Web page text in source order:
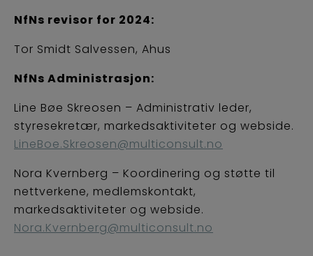
NfNs revisor for 2024:
Tor Smidt Salvessen, Ahus
NfNs Administrasjon:
Line Bøe Skreosen – Administrativ leder,
styresekretær, markedsaktiviteter og webside.
LineBoe.Skreosen@multiconsult.no
Nora Kvernberg – Koordinering og støtte til
nettverkene, medlemskontakt,
markedsaktiviteter og webside.
Nora.Kvernberg@multiconsult.no